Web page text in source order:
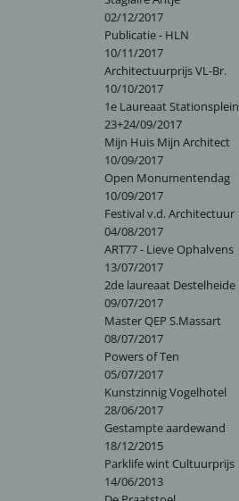
02/12/2017
Publicatie - HLN
10/11/2017
Architectuurprijs VL-Br.
10/10/2017
1e Laureaat Stationsplein
23+24/09/2017
Mijn Huis Mijn Architect
10/09/2017
Open Monumentendag
10/09/2017
Festival v.d. Architectuur
04/08/2017
ART77 - Lieve Ophalvens
13/07/2017
2de laureaat Destelheide
09/07/2017
Master QEP S.Massart
08/07/2017
Powers of Ten
05/07/2017
Kunstzinnig Vogelhotel
28/06/2017
Gestampte aardewand
18/12/2015
Parklife wint Cultuurprijs
14/06/2013